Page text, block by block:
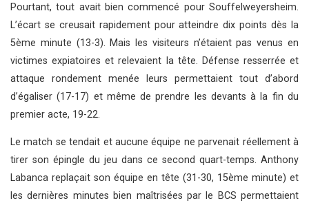
Pourtant, tout avait bien commencé pour Souffelweyersheim.
L’écart se creusait rapidement pour atteindre dix points dès la
5ème minute (13-3). Mais les visiteurs n’étaient pas venus en
victimes expiatoires et relevaient la tête. Défense resserrée et
attaque rondement menée leurs permettaient tout d’abord
d’égaliser (17-17) et même de prendre les devants à la fin du
premier acte, 19-22.
Le match se tendait et aucune équipe ne parvenait réellement à
tirer son épingle du jeu dans ce second quart-temps. Anthony
Labanca replaçait son équipe en tête (31-30, 15ème minute) et
les dernières minutes bien maîtrisées par le BCS permettaient